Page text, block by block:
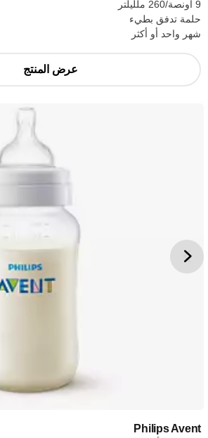
9 أونصة/260 ملليلتر
حلمة تدفق بطيء
شهر واحد أو أكثر
عرض المنتج
Philips Avent